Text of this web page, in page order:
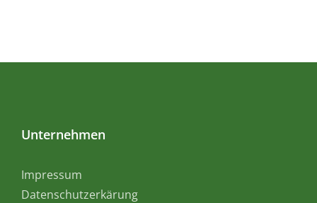
Unternehmen
Impressum
Datenschutzerkärung